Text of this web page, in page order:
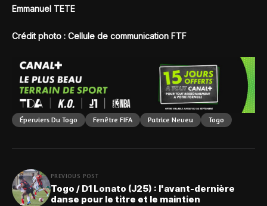
Emmanuel TETE
Crédit photo : Cellule de communication FTF
Éperviers Du Togo Fenêtre FIFA Patrice Neveu Togo
PREVIOUS POST
Togo / D1 Lonato (J25) : l'avant-dernière
danse pour le titre et le maintien